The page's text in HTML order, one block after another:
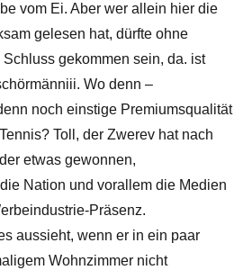
vom Ei. Aber wer allein hier die
gelesen hat, dürfte ohne
gekommen sein, da. ist
Wo denn –
noch einstige Premiumsqualität
Toll, der Zwerev hat nach
etwas gewonnen,
Nation und vorallem die Medien
Präsenz.
aussieht, wenn er in ein paar
Wohnzimmer nicht